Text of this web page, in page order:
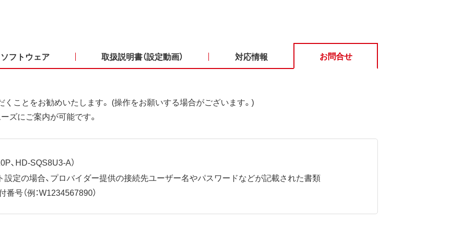
ソフトウェア 取扱説明書（設定動画） 対応情報 お問合せ
くことをお勧めいたします。 (操作をお願いする場合がございます。)
ズにご案内が可能です。
、HD-SQS8U3-A）
定の場合、プロバイダー提供の接続先ユーザー名やパスワードなどが記載された書類
号（例：W1234567890）